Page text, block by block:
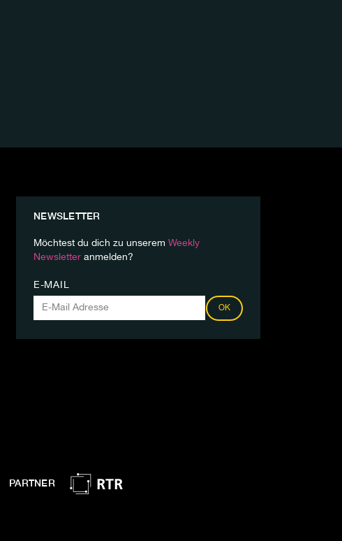
NEWSLETTER
Möchtest du dich zu unserem Weekly
Newsletter anmelden?
E-MAIL
OK
PARTNER